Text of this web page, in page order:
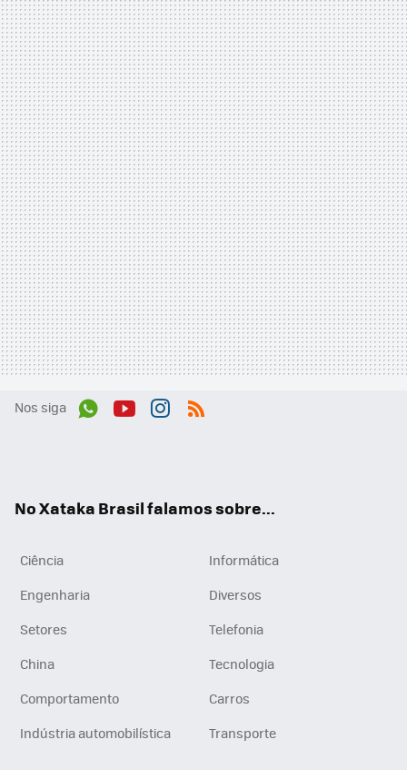
Nos siga
No Xataka Brasil falamos sobre...
Ciência
Informática
Engenharia
Diversos
Setores
Telefonia
China
Tecnologia
Comportamento
Carros
Indústria automobilística
Transporte